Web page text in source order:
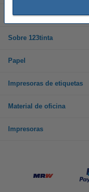
Atención al cliente
Sobre 123tinta
Papel
Impresoras de etiquetas
Material de oficina
Impresoras